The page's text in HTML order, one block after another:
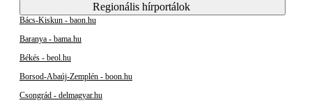
Regionális hírportálok
Bács-Kiskun - baon.hu
Baranya - bama.hu
Békés - beol.hu
Borsod-Abaúj-Zemplén - boon.hu
Csongrád - delmagyar.hu